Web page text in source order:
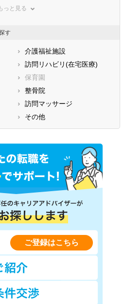
川県
県
三重県
大阪府
徳島県
県
県
長崎県
県
宮崎県
県
っと見る
す
介護福祉施設
訪問リハビリ(在宅医療)
保育園
整骨院
訪問マッサージ
その他
ご登録はこちら